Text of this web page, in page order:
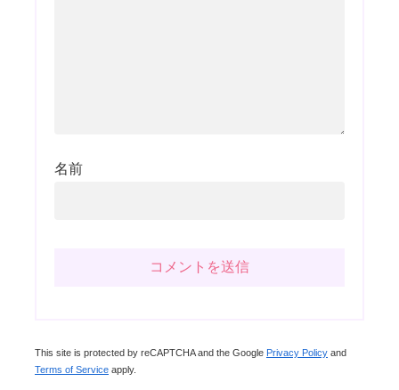
名前
This site is protected by reCAPTCHA and the Google Privacy Policy and
Terms of Service apply.